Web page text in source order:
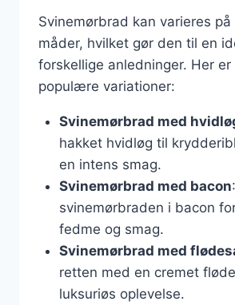
Svinemørbrad kan varieres på
måder, hvilket gør den til en
forskellige anledninger. Her er
populære variationer:
Svinemørbrad med
hakket hvidløg til
en intens smag.
Svinemørbrad med bacon
svinemørbraden i bacon
fedme og smag.
Svinemørbrad med
retten med en cremet
luksuriøs oplevelse.